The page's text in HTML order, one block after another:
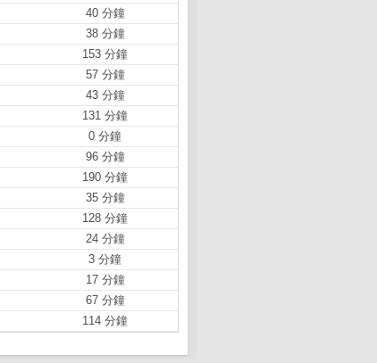
40 分鐘
38 分鐘
153 分鐘
57 分鐘
43 分鐘
131 分鐘
0 分鐘
96 分鐘
190 分鐘
35 分鐘
128 分鐘
24 分鐘
3 分鐘
17 分鐘
67 分鐘
114 分鐘